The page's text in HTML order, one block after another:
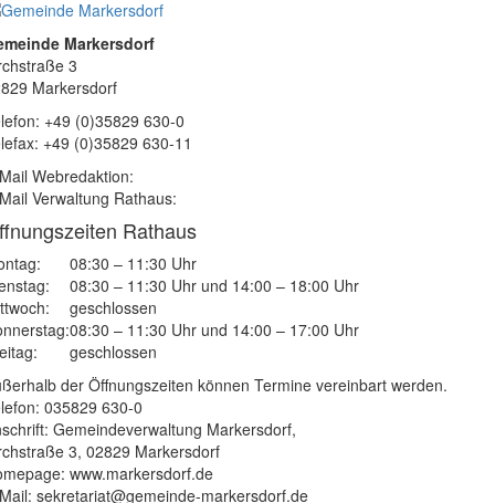
Markersdorf
3
Markersdorf
+49 (0)35829 630-0
+49 (0)35829 630-11
Webredaktion:
Verwaltung Rathaus:
Rathaus
08:30 – 11:30 Uhr
08:30 – 11:30 Uhr und 14:00 – 18:00 Uhr
geschlossen
08:30 – 11:30 Uhr und 14:00 – 17:00 Uhr
geschlossen
der Öffnungszeiten können Termine vereinbart werden.
035829 630-0
Gemeindeverwaltung Markersdorf,
3, 02829 Markersdorf
www.markersdorf.de
sekretariat@gemeinde-markersdorf.de